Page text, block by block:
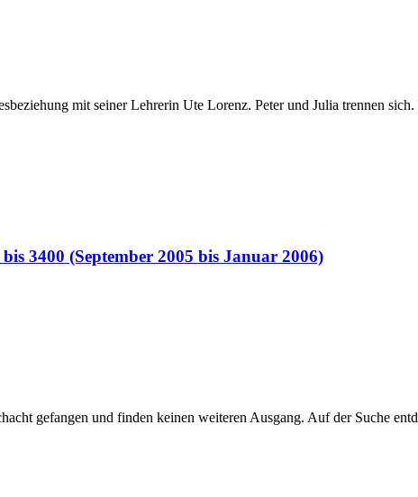
mit seiner Lehrerin Ute Lorenz. Peter und Julia trennen
3400 (September 2005 bis Januar 2006)
gefangen und finden keinen weiteren Ausgang. Auf der Suche